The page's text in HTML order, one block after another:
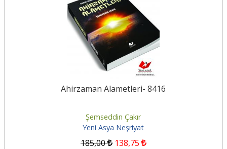
Ahirzaman Alametleri- 8416
Şemseddin Çakır
Yeni Asya Neşriyat
185,00 138,75